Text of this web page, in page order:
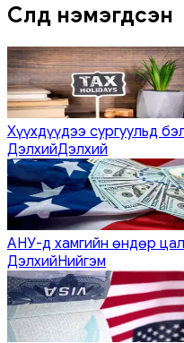
Сүүлд нэмэгдсэн
Хүүхдүүдээ сургуульд
ДэлхийДэлхий
АНУ-д хамгийн өндөр
ДэлхийНийгэм